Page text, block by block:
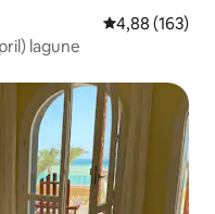
Gemiddelde
4,88 (163)
lagune